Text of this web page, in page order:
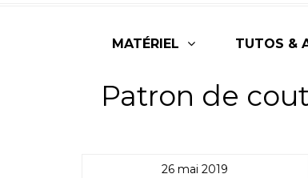
MATÉRIEL TUTOS &
Patron de
26 mai 2019